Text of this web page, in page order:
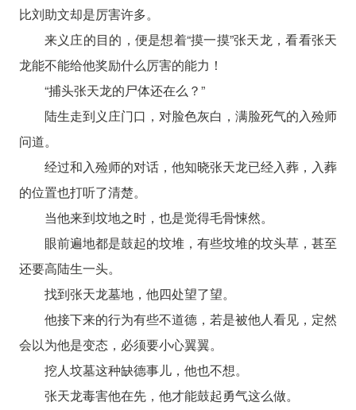
比刘助文却是厉害许多。
来义庄的目的，便是想着“摸一摸”张天龙，看看张天
龙能不能给他奖励什么厉害的能力！
“捕头张天龙的尸体还在么？”
陆生走到义庄门口，对脸色灰白，满脸死气的入殓师
问道。
经过和入殓师的对话，他知晓张天龙已经入葬，入葬
的位置也打听了清楚。
当他来到坟地之时，也是觉得毛骨悚然。
眼前遍地都是鼓起的坟堆，有些坟堆的坟头草，甚至
还要高陆生一头。
找到张天龙墓地，他四处望了望。
他接下来的行为有些不道德，若是被他人看见，定然
会以为他是变态，必须要小心翼翼。
挖人坟墓这种缺德事儿，他也不想。
张天龙毒害他在先，他才能鼓起勇气这么做。